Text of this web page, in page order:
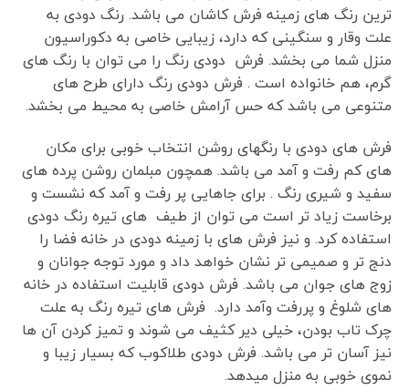
ترین رنگ های زمینه فرش کاشان می باشد. رنگ دودی به
علت وقار و سنگینی که دارد، زیبایی خاصی به دکوراسیون
منزل شما می بخشد. فرش دودی رنگ را می توان با رنگ های
گرم، هم خانواده است . فرش دودی رنگ دارای طرح های
متنوعی می باشد که حس آرامش خاصی به محیط می بخشد.
فرش های دودی با رنگهای روشن انتخاب خوبی برای مکان
های کم رفت و آمد می باشد. همچون مبلمان روشن پرده های
سفید و شیری رنگ . برای جاهایی پر رفت و آمد که نشست و
برخاست زیاد تر است می توان از طیف های تیره رنگ دودی
استفاده کرد. و نیز فرش های با زمینه دودی در خانه فضا را
دنج تر و صمیمی تر نشان خواهد داد و مورد توجه جوانان و
زوج های جوان می باشد. فرش دودی قابلیت استفاده در خانه
های شلوغ و پررفت وآمد دارد. فرش های تیره رنگ به علت
چرک تاب بودن، خیلی دیر کثیف می شوند و تمیز کردن آن ها
نیز آسان تر می باشد. فرش دودی طلاکوب که بسیار زیبا و
نموی خوبی به منزل میدهد.